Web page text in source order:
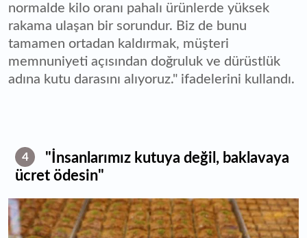
normalde kilo oranı pahalı ürünlerde yüksek
rakama ulaşan bir sorundur. Biz de bunu
tamamen ortadan kaldırmak, müşteri
memnuniyeti açısından doğruluk ve dürüstlük
adına kutu darasını alıyoruz." ifadelerini kullandı.
4
"İnsanlarımız kutuya değil, baklavaya
ücret ödesin"